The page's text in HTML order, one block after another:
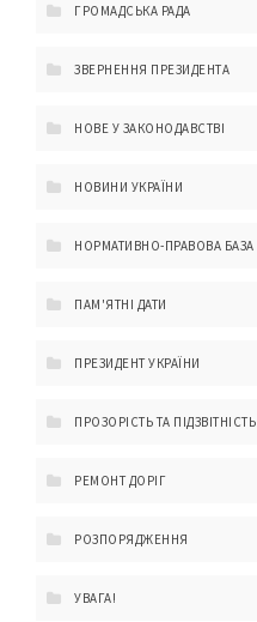
ГРОМАДСЬКА РАДА
ЗВЕРНЕННЯ ПРЕЗИДЕНТА
НОВЕ У ЗАКОНОДАВСТВІ
НОВИНИ УКРАЇНИ
НОРМАТИВНО-ПРАВОВА БАЗА
ПАМ'ЯТНІ ДАТИ
ПРЕЗИДЕНТ УКРАЇНИ
ПРОЗОРІСТЬ ТА ПІДЗВІТНІСТЬ
РЕМОНТ ДОРІГ
РОЗПОРЯДЖЕННЯ
УВАГА!